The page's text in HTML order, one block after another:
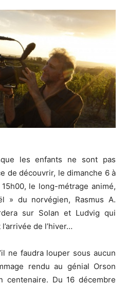
les enfants ne sont pas
de découvrir, le dimanche 6 à
le long-métrage animé,
» du norvégien, Rasmus A.
sur Solan et Ludvig qui
de l’hiver…
ne faudra louper sous aucun
rendu au génial Orson
centenaire. Du 16 décembre